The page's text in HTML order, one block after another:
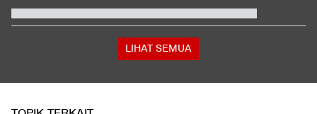
Video Mesum 'Yang Wis Yang' Banyuwangi, Pemeran Pria Jadi
Tersangka
Satu Pemain Thailand Tewas Disambar Petir, 8 Orang Luka-
Prabowo Panggil Menhan, Panglima, hingga 3 Kepala Staf TNI